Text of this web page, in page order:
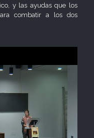
y las ayudas que los
combatir a los dos